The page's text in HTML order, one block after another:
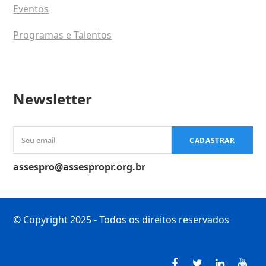
Eventos
Programas e Talentos
Newsletter
email
CADASTRAR
assespro@assespropr.org.br
© Copyright 2025 - Todos os direitos reservados
FacebookTwitter